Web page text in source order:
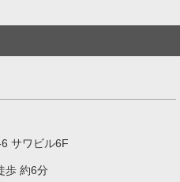
サワビル6F
歩 約6分